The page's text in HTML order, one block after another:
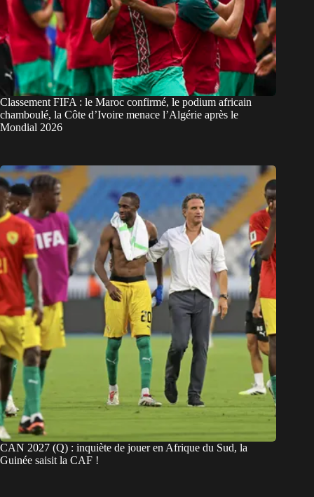
Classement FIFA : le Maroc confirmé, le podium africain
chamboulé, la Côte d’Ivoire menace l’Algérie après le
Mondial 2026
CAN 2027 (Q) : inquiète de jouer en Afrique du Sud, la
Guinée saisit la CAF !